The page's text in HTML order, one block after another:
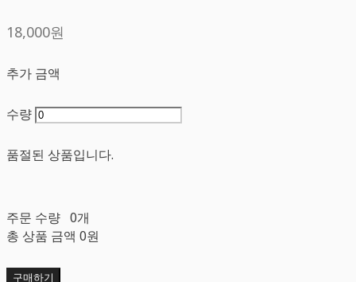
18,000원
추가 금액
수량
품절된 상품입니다.
주문 수량 0개
총 상품 금액 0원
구매하기